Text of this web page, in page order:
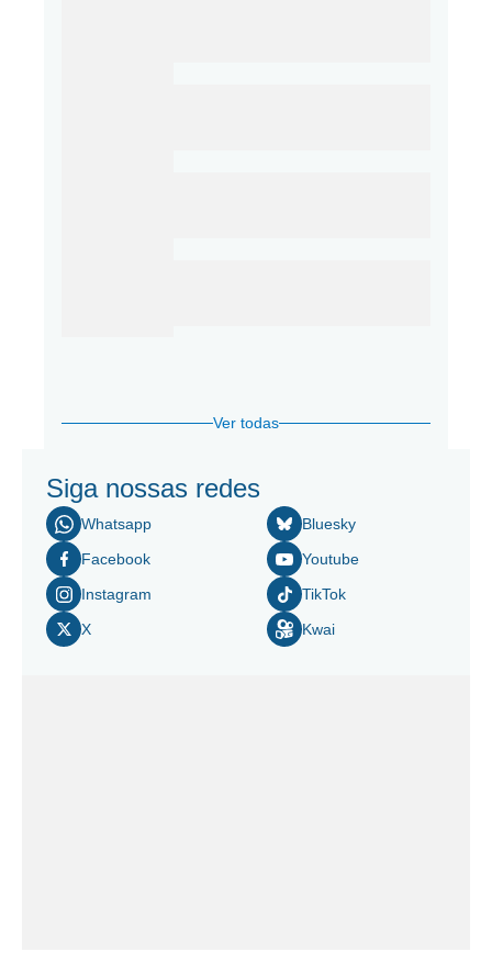
Ver todas
Siga nossas redes
Whatsapp
Facebook
Instagram
X
Bluesky
Youtube
TikTok
Kwai